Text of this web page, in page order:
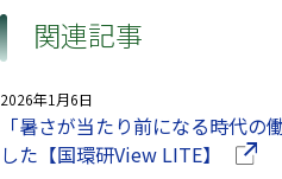
関連記事
2026年1月6日
「暑さが当たり前になる時代
した【国環研View LITE】
（別